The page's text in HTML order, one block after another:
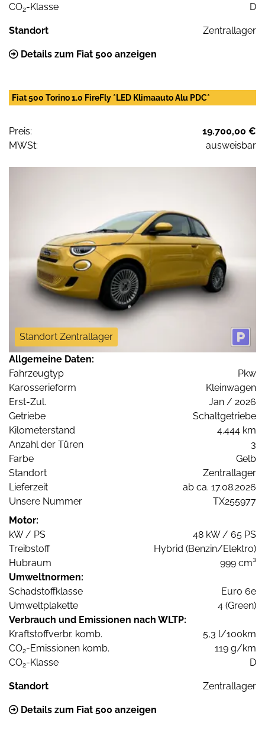
CO2-Klasse D
Standort Zentrallager
Details zum Fiat 500 anzeigen
Fiat 500 Torino 1.0 FireFly *LED Klimaauto Alu PDC*
Preis:
19.700,00 €
MWSt:
ausweisbar
Standort Zentrallager
Allgemeine Daten:
Fahrzeugtyp
Pkw
Karosserieform
Kleinwagen
Erst-Zul.
Jan / 2026
Getriebe
Schaltgetriebe
Kilometerstand
4.444 km
Anzahl der Türen
3
Farbe
Gelb
Standort
Zentrallager
Lieferzeit
ab ca. 17.08.2026
Unsere Nummer
TX255977
Motor:
kW / PS
48 kW / 65 PS
Treibstoff
Hybrid (Benzin/Elektro)
Hubraum
999 cm³
Umweltnormen:
Schadstoffklasse
Euro 6e
Umweltplakette
4 (Green)
Verbrauch und Emissionen nach WLTP:
Kraftstoffverbr. komb.
5,3 l/100km
CO2-Emissionen komb.
119 g/km
CO2-Klasse D
Standort Zentrallager
Details zum Fiat 500 anzeigen